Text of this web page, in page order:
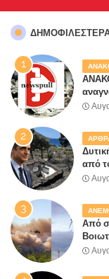
από
έλαβε
Από
την